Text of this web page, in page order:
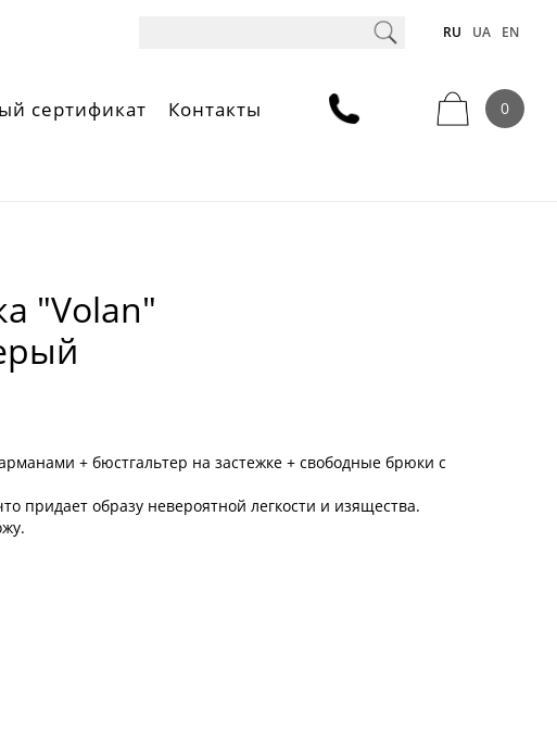
RU UA EN
сертификат Контакты 0
"Volan"
+ бюстгальтер на застежке + свободные брюки с
образу невероятной легкости и изящества.